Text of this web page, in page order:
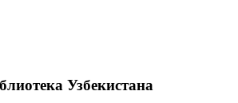
Узбекистана